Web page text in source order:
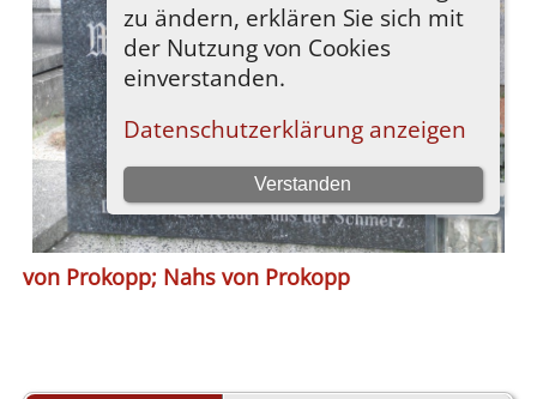
von Prokopp; Nahs von Prokopp